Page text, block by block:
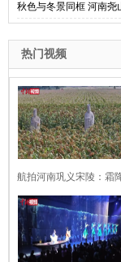
秋色与冬景同框 河南尧
热门视频
航拍河南巩义宋陵：霜
时节高粱红